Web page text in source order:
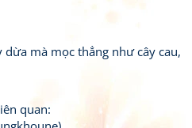
mà mọc thẳng như cây cau,
quan: